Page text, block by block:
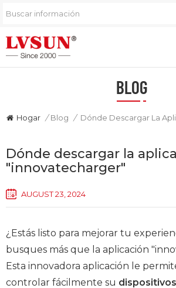
BLOG
Hogar / Blog /
Dónde descargar la
"innovatecharger"
AUGUST 23, 2024
¿Estás listo para mejorar tu
busques más que la aplicación
Esta innovadora aplicación le
controlar fácilmente su